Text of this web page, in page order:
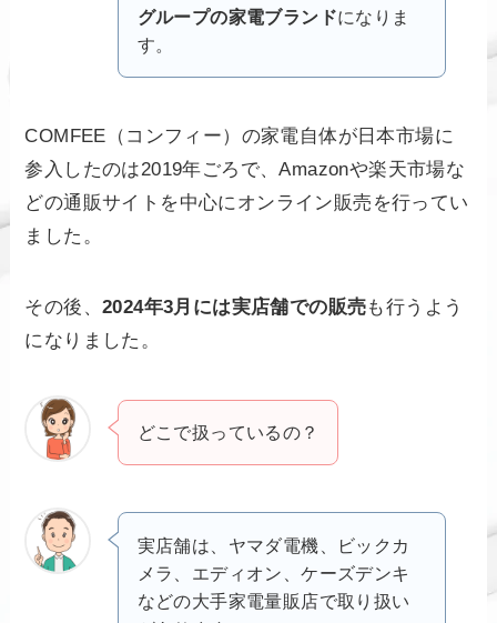
グループの家電ブランドになりま
す。
COMFEE（コンフィー）の家電自体が日本市場に
参入したのは2019年ごろで、Amazonや楽天市場な
どの通販サイトを中心にオンライン販売を行ってい
ました。
その後、2024年3月には実店舗での販売も行うよう
になりました。
どこで扱っているの？
実店舗は、ヤマダ電機、ビックカ
メラ、エディオン、ケーズデンキ
などの大手家電量販店で取り扱い